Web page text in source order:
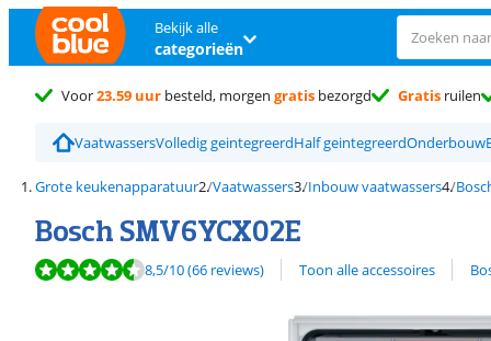
Bekijk alle
categorieën
Voor23.59 uur besteld, morgen gratis bezorgd Gratis ruilen
VaatwassersVolledig geintegreerdHalf geintegreerdOnderbouw
Grote keukenapparatuur Vaatwassers Inbouw vaatwassers
Bosch SMV6YCX02E
Beoordeling is 8,5 van de 10, gebaseerd op 66 reviews.
8,5/10(66 reviews) Toon alle accessoires
Bekijk alle